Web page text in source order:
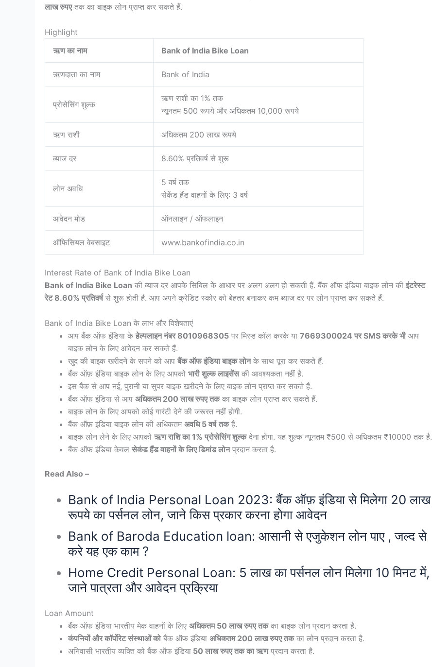
लाख रुपएतक का बाइक लोन प्राप्त कर सकते हैं.
Highlight
ऋण का नाम
Bank of India Bike Loan
ऋणदाता का नाम Bank of India
प्रोसेसिंग शुल्क
ऋण राशी का 1% तक
न्यूनतम 500 रूपये और अधिकतम 10,000 रूपये
ऋण राशी अधिकतम 200 लाख रूपये
ब्याज दर 8.60% प्रतिवर्ष से शुरू
लोन अवधि
5 वर्ष तक
सेकेंड हैंड वाहनों के लिए: 3 वर्ष
आवेदन मोड ऑनलाइन / ऑफलाइन
ऑफिसियल वेबसाइट www.bankofindia.co.in
Interest Rate of Bank of India Bike Loan
Bank of India Bike Loan की ब्याज दर आपके सिबिल के आधार पर अलग अलग हो सकती हैं. बैंक ऑफ इंडिया बाइक लोन की इंटरेस्ट
रेट 8.60% प्रतिवर्षसे शुरू होती है. आप अपने क्रेडिट स्कोर को बेहतर बनाकर कम ब्याज दर पर लोन प्राप्त कर सकते हैं.
Bank of India Bike Loan के लाभ और विशेषताएं
आप बैंक ऑफ इंडिया के हेल्पलाइन नंबर 8010968305 पर मिस्ड कॉल करके या 7669300024 पर SMS करके भीआप
बाइक लोन के लिए आवेदन कर सकते हैं.
खुद की बाइक खरीदने के सपने को आप बैंक ऑफ इंडिया बाइक लोनके साथ पूरा कर सकते हैं.
बैंक ऑफ़ इंडिया बाइक लोन के लिए आपको भारी शुल्क लाइसेंसकी आवश्यकता नहीं है.
इस बैंक से आप नई, पुरानी या सुपर बाइक खरीदने के लिए बाइक लोन प्राप्त कर सकते हैं.
बैंक ऑफ इंडिया से आप अधिकतम 200 लाख रुपए तकका बाइक लोन प्राप्त कर सकते हैं.
बाइक लोन के लिए आपको कोई गारंटी देने की जरूरत नहीं होगी.
बैंक ऑफ़ इंडिया बाइक लोन की अधिकतम अवधि 5 वर्ष तकहै.
बाइक लोन लेने के लिए आपको ऋण राशि का 1% प्रोसेसिंग शुल्कदेना होगा. यह शुल्क न्यूनतम ₹500 से अधिकतम ₹10000 तक है.
बैंक ऑफ इंडिया केवल सेकंड हैंड वाहनों के लिए डिमांड लोनप्रदान करता है.
Read Also –
Bank of India Personal Loan 2023: बैंक ऑफ़ इंडिया से मिलेगा 20 लाख
रूपये का पर्सनल लोन, जाने किस प्रकार करना होगा आवेदन
Bank of Baroda Education loan: आसानी से एजुकेशन लोन पाए , जल्द से
करे यह एक काम ?
Home Credit Personal Loan: 5 लाख का पर्सनल लोन मिलेगा 10 मिनट में,
जाने पात्रता और आवेदन प्रक्रिया
Loan Amount
बैंक ऑफ इंडिया भारतीय मेक वाहनों के लिए अधिकतम 50 लाख रुपए तकका बाइक लोन प्रदान करता है.
कंपनियों और कॉर्पोरेट संस्थाओं कोबैंक ऑफ इंडिया अधिकतम 200 लाख रुपए तकका लोन प्रदान करता है.
अनिवासी भारतीय व्यक्ति को बैंक ऑफ इंडिया 50 लाख रुपए तक का ऋणप्रदान करता है.